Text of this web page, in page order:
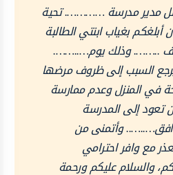
مدير مدرسة …………. تحية
أبلغكم بغياب ابنتي الطالبة
..……. وذلك يوم…..…….
السبب إلى ظروف مرضها
في المنزل وعدم ممارسة
تعود إلى المدرسة
وأتمنى من
مع وافر احترامي
والسلام عليكم ورحمة